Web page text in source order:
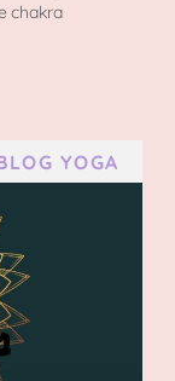
chakra
YOGA